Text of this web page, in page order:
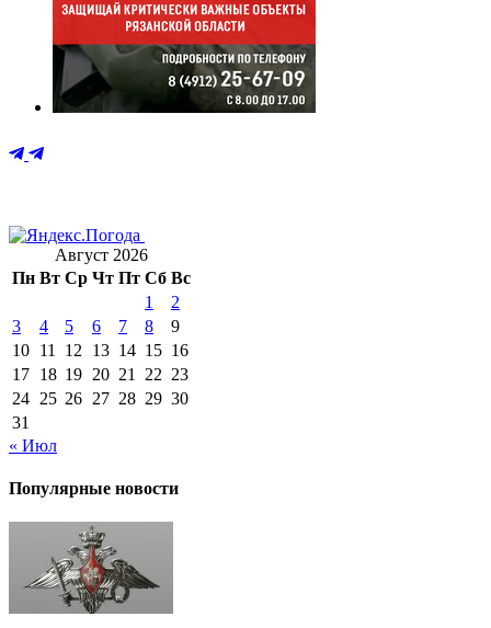
Август 2026
Пн Вт Ср Чт Пт Сб Вс
1
2
3
4 5 6 7 8
9
10 11 12 13 14 15 16
17 18 19 20 21 22 23
24 25 26 27 28 29 30
31
« Июл
Популярные новости